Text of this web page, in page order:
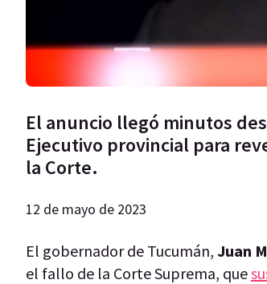
El anuncio llegó minutos
Ejecutivo provincial para
la Corte.
12 de mayo de 2023
El gobernador de Tucumán, Juan
el fallo de la Corte Suprema, que